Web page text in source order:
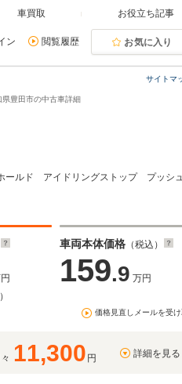
車買取 お役立ち記事
ン 閲覧履歴 お気に入り
サイトマ
豊田市の中古車詳細
ルド アイドリングストップ プッシ
車両本体価格 （税込）
159.9 万円
価格見直しメールを受け
11,300 円 詳細を見る